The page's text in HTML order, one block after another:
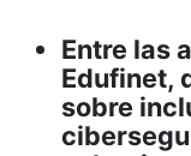
Entre las
Edufinet,
sobre